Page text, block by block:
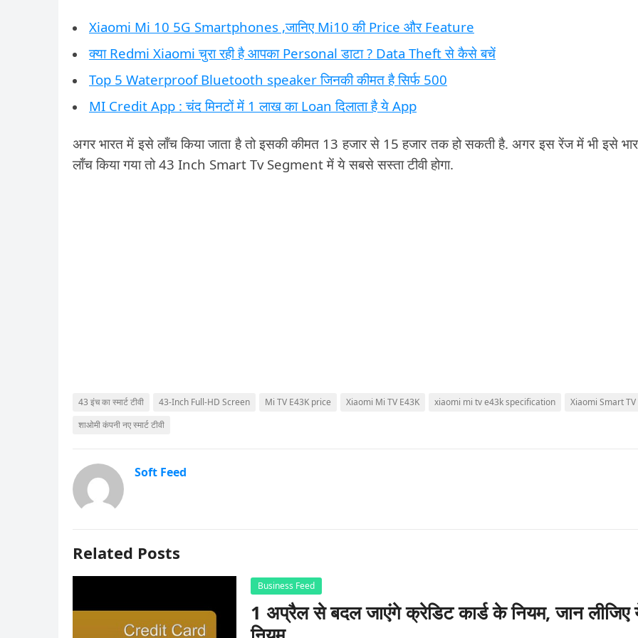
Xiaomi Mi 10 5G Smartphones ,जानिए Mi10 की Price और Feature
क्या Redmi Xiaomi चुरा रही है आपका Personal डाटा ? Data Theft से कैसे बचें
Top 5 Waterproof Bluetooth speaker जिनकी कीमत है सिर्फ 500
MI Credit App : चंद मिनटों में 1 लाख का Loan दिलाता है ये App
अगर भारत में इसे लॉंच किया जाता है तो इसकी कीमत 13 हजार से 15 हजार तक हो सकती है. अगर इस रेंज में भी इसे
लॉंच किया गया तो 43 Inch Smart Tv Segment में ये सबसे सस्ता टीवी होगा.
43 इंच का स्मार्ट टीवी 43-Inch Full-HD Screen Mi TV E43K price Xiaomi Mi TV E43K xiaomi mi tv e43k specification
Xiaomi Smart TV
शाओमी कंपनी नए स्मार्ट टीवी
Soft Feed
Related Posts
Business Feed
1 अप्रैल से बदल जाएंगे क्रेडिट कार्ड के नियम, जान लीजिए